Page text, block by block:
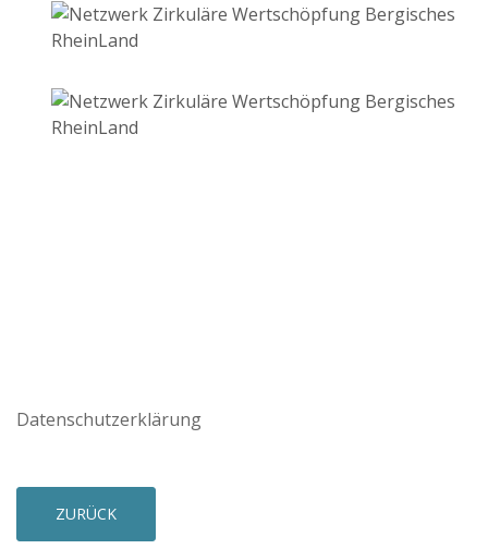
Datenschutzerklärung
ZURÜCK